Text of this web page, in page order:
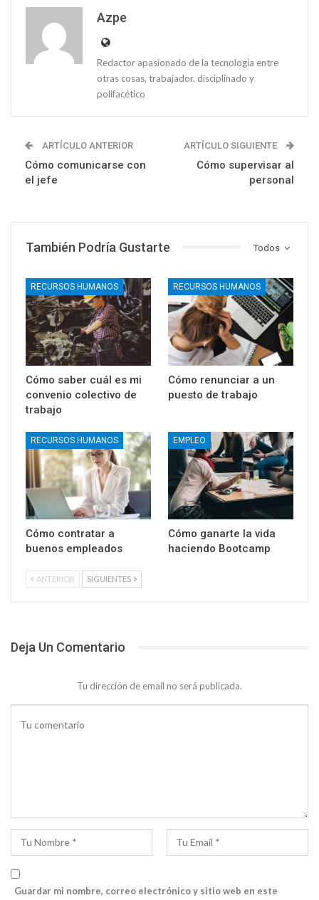
Azpe
Redactor apasionado de la tecnología entre
otras cosas, trabajador, disciplinado y
polifacético
ARTÍCULO ANTERIOR
Cómo comunicarse con
el jefe
ARTÍCULO SIGUIENTE
Cómo supervisar al
personal
Todos
También Podría Gustarte
RECURSOS HUMANOS
Cómo saber cuál es mi
convenio colectivo de
trabajo
RECURSOS HUMANOS
Cómo renunciar a un
puesto de trabajo
RECURSOS HUMANOS
Cómo contratar a
buenos empleados
EMPLEO
Cómo ganarte la vida
haciendo Bootcamp
ANTERIOR SIGUIENTES
Deja Un Comentario
Tu dirección de email no será publicada.
Guardar mi nombre, correo electrónico y sitio web en este